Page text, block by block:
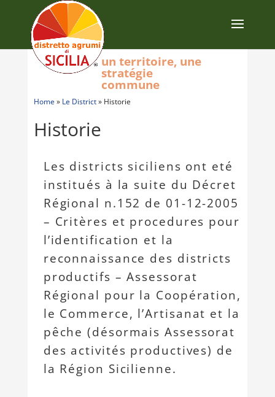
Home » Le District» Historie
Historie
Les districts siciliens ont eté
institués à la suite du Décret
Régional n.152 de 01-12-2005
– Critères et procedures pour
l’identification et la
reconnaissance des districts
productifs – Assessorat
Régional pour la Coopération,
le Commerce, l’Artisanat et la
pêche (désormais Assessorat
des activités productives) de
la Région Sicilienne.
un territoire, une
stratégie
commune